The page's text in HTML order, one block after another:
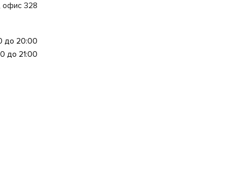
офис 328
до 20:00
до 21:00